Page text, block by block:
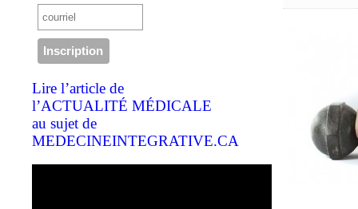
Lire l’article de
l’ACTUALITÉ MÉDICALE
au sujet de
MEDECINEINTEGRATIVE.CA